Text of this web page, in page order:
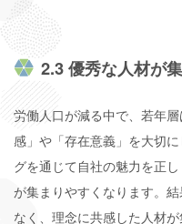
2.3 優秀な人材が
労働人口が減る中で、若年
感」や「存在意義」を大切
グを通じて自社の魅力を正
が集まりやすくなります。
なく、理念に共感した人材